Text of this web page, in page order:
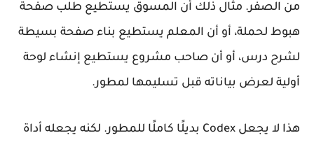
من الصفر. مثال ذلك أن المسوق يستطيع طلب صفحة
هبوط لحملة، أو أن المعلم يستطيع بناء صفحة بسيطة
لشرح درس، أو أن صاحب مشروع يستطيع إنشاء لوحة
أولية لعرض بياناته قبل تسليمها لمطور.
هذا لا يجعل Codex بديلًا كاملًا للمطور. لكنه يجعله أداة